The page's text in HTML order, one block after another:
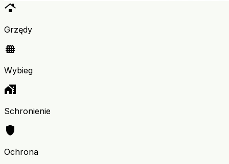
roofing
Grzędy
fence
Wybieg
home_work
Schronienie
shield
Ochrona